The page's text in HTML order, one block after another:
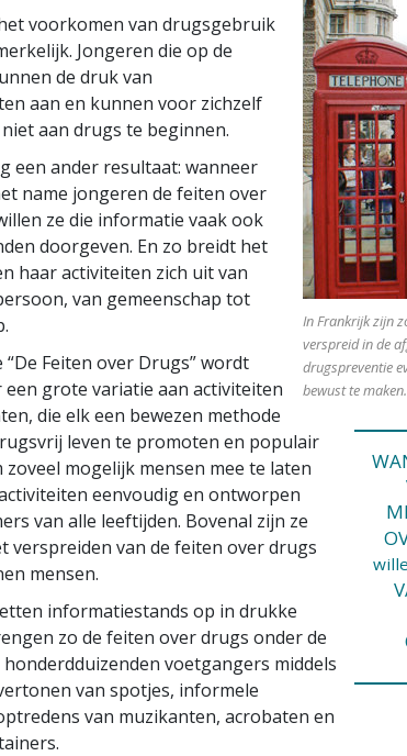
In Frankrijk zijn
verspreid in de
drugspreventie
bewust te maken.
voorkomen van drugsgebruik
Jongeren die op de
de druk van
aan en kunnen voor zichzelf
aan drugs te beginnen.
een ander resultaat: wanneer
name jongeren de feiten over
ze die informatie vaak ook
doorgeven. En zo breidt het
haar activiteiten zich uit van
van gemeenschap tot
“De Feiten over Drugs” wordt
een grote variatie aan activiteiten
die elk een bewezen methode
leven te promoten en populair
zoveel mogelijk mensen mee te laten
eenvoudig en ontworpen
van alle leeftijden. Bovenal zijn ze
verspreiden van de feiten over drugs
mensen.
informatiestands op in drukke
zo de feiten over drugs onder de
voetgangers middels
van spotjes, informele
van muzikanten, acrobaten en